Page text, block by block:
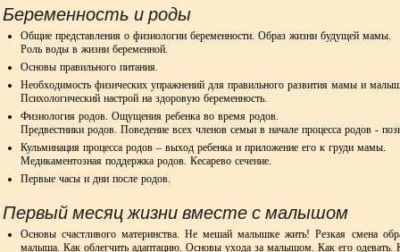
Беременность и роды
Общие представления о физиологии беременности. Образ жизни будущей мамы.
Роль воды в жизни беременной.
Основы правильного питания.
Необходимость физических упражнений для правильного развития мамы и
Психологический настрой на здоровую беременность.
Физиология родов. Ощущения ребенка во время родов.
Предвестники родов. Поведение всех членов семьи в начале процесса родов -
Кульминация процесса родов – выход ребенка и приложение его к груди мамы.
Медикаментозная поддержка родов. Кесарево сечение.
Первые часы и дни после родов.
Первый месяц жизни вместе с малышом
Основы счастливого материнства. Не мешай малышке жить! Резкая смена
малыша. Как облегчить адаптацию. Основы ухода за малышом. Как его одевать.